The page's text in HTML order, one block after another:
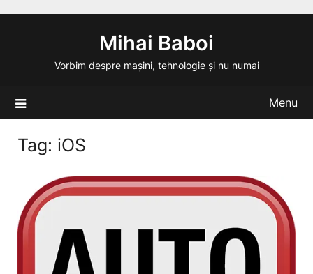
Mihai Baboi
Vorbim despre mașini, tehnologie și nu numai
Menu
Tag: iOS